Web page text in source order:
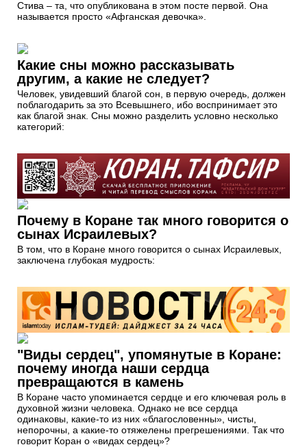
Стива – та, что опубликована в этом посте первой. Она
называется просто «Афганская девочка».
Какие сны можно рассказывать
другим, а какие не следует?
Человек, увидевший благой сон, в первую очередь, должен
поблагодарить за это Всевышнего, ибо воспринимает это
как благой знак. Сны можно разделить условно несколько
категорий:
Почему в Коране так много говорится о
сынах Исраилевых?
В том, что в Коране много говорится о сынах Исраилевых,
заключена глубокая мудрость:
"Виды сердец", упомянутые в Коране:
почему иногда наши сердца
превращаются в камень
В Коране часто упоминается сердце и его ключевая роль в
духовной жизни человека. Однако не все сердца
одинаковы, какие-то из них «благословенны», чисты,
непорочны, а какие-то отяжелены прегрешениями. Так что
говорит Коран о «видах сердец»?